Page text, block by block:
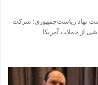
نهاد ریاست‌جمهوری؛ شرکت
از حملات آمریکا…